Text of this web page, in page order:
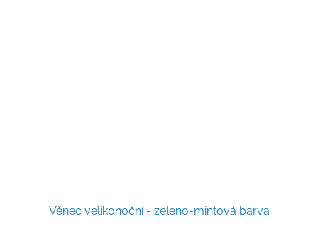
Věnec velikonoční - zeleno-mintová barva